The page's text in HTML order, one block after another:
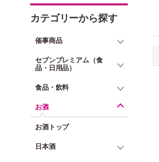
カテゴリーから探す
催事商品
セブンプレミアム（食
品・日用品）
食品・飲料
お酒
お酒トップ
日本酒